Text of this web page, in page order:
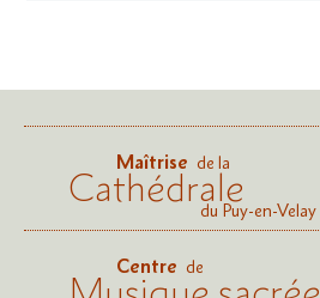
Maîtrise de la
Cathédraledu Puy-en-Velay
Centre de